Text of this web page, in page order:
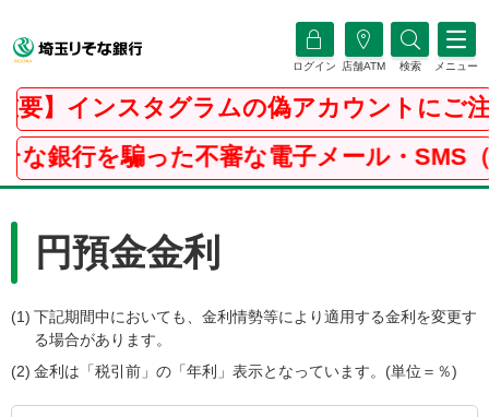
ログイン 店舗ATM 検索 メニュー
】インスタグラムの偽アカウントにご注
行を騙った不審な電子メール・SMS（シ
円預金金利
(1) 下記期間中においても、金利情勢等により適用する金利を変更す
る場合があります。
(2) 金利は「税引前」の「年利」表示となっています。(単位＝％)